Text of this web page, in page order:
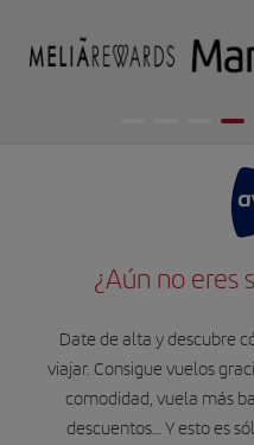
¿Aún no eres
Date de alta y descubre
viajar. Consigue vuelos
comodidad, vuela más
descuentos… Y esto es